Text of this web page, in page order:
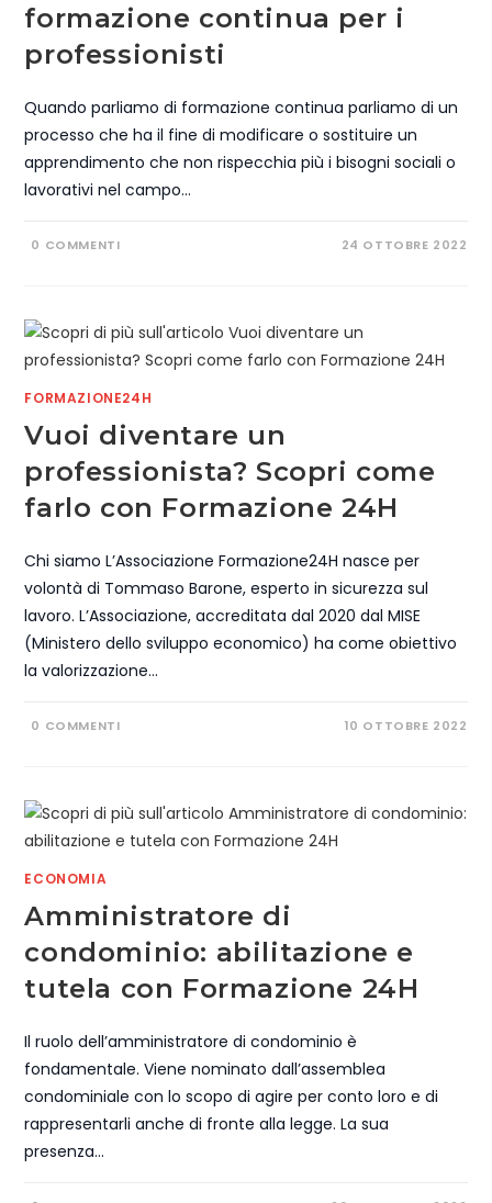
formazione continua per i
professionisti
Quando parliamo di formazione continua parliamo di un
processo che ha il fine di modificare o sostituire un
apprendimento che non rispecchia più i bisogni sociali o
lavorativi nel campo…
0 COMMENTI 24 OTTOBRE 2022
FORMAZIONE24H
Vuoi diventare un
professionista? Scopri come
farlo con Formazione 24H
Chi siamo L’Associazione Formazione24H nasce per
volontà di Tommaso Barone, esperto in sicurezza sul
lavoro. L’Associazione, accreditata dal 2020 dal MISE
(Ministero dello sviluppo economico) ha come obiettivo
la valorizzazione…
0 COMMENTI 10 OTTOBRE 2022
ECONOMIA
Amministratore di
condominio: abilitazione e
tutela con Formazione 24H
Il ruolo dell’amministratore di condominio è
fondamentale. Viene nominato dall’assemblea
condominiale con lo scopo di agire per conto loro e di
rappresentarli anche di fronte alla legge. La sua
presenza…